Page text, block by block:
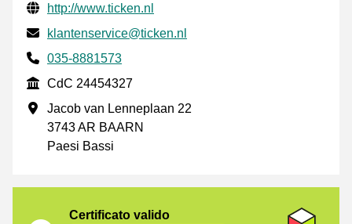
Informazioni di contatto verificate
Website URL
http://www.ticken.nl
Mail
klantenservice@ticken.nl
Phone number
035-8881573
CdC
CdC 24454327
Indirizzo commerciale
Jacob van Lenneplaan 22
3743 AR BAARN
Paesi Bassi
Certificato valido